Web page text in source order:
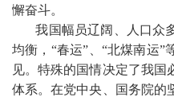
懈奋斗。
我国幅员辽阔、人口众
均衡，“春运”、“北煤南运
见。特殊的国情决定了我国
体系。在党中央、国务院的